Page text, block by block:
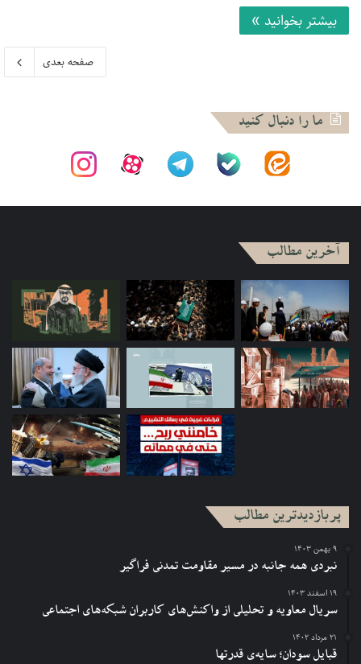
بیشتر بخوانید »
صفحه بعدی
ما را دنبال کنید
آخرین مطالب
پربازدیدترین مطالب
۹ بهمن ۱۴۰۳
نبردی همه جانبه در مسیر مقاومت تمدنی فراگیر
۱۹ اسفند ۱۴۰۳
سریال معاویه و تحلیلی از واکنش‌های کاربران شبکه‌های اجتماعی
۲۱ مرداد ۱۴۰۲
قبایل سودان؛ سایه‌ی قدرتها